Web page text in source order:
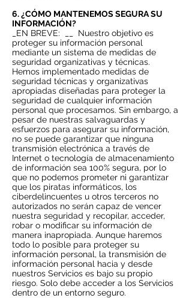
6. ¿CÓMO MANTENEMOS SEGURA SU
INFORMACIÓN?
_EN BREVE:
Nuestro objetivo es
proteger su información personal
mediante un sistema de medidas de
seguridad organizativas y técnicas.
Hemos implementado medidas de
seguridad técnicas y organizativas
apropiadas diseñadas para proteger la
seguridad de cualquier información
personal que procesamos. Sin embargo, a
pesar de nuestras salvaguardas y
esfuerzos para asegurar su información,
no se puede garantizar que ninguna
transmisión electrónica a través de
Internet o tecnología de almacenamiento
de información sea 100% segura, por lo
que no podemos prometer ni garantizar
que los piratas informáticos, los
ciberdelincuentes u otros terceros no
autorizados no serán capaz de vencer
nuestra seguridad y recopilar, acceder,
robar o modificar su información de
manera inapropiada. Aunque haremos
todo lo posible para proteger su
información personal, la transmisión de
información personal hacia y desde
nuestros Servicios es bajo su propio
riesgo. Solo debe acceder a los Servicios
dentro de un entorno seguro.